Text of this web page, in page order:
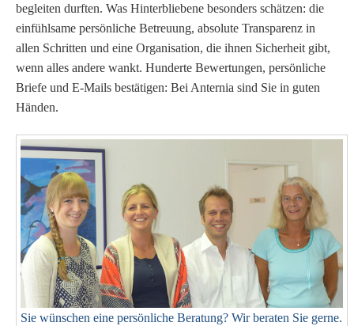
begleiten durften. Was Hinterbliebene besonders schätzen: die
einfühlsame persönliche Betreuung, absolute Transparenz in
allen Schritten und eine Organisation, die ihnen Sicherheit gibt,
wenn alles andere wankt. Hunderte Bewertungen, persönliche
Briefe und E-Mails bestätigen: Bei Anternia sind Sie in guten
Händen.
Sie wünschen eine persönliche Beratung? Wir beraten Sie gerne.